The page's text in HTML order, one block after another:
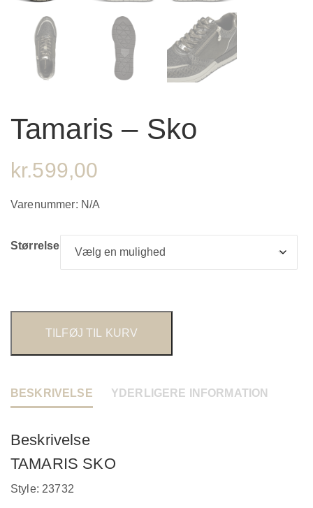
Tamaris – Sko
kr.599,00
Varenummer: N/A
Størrelse
TILFØJ TIL KURV
BESKRIVELSE YDERLIGERE INFORMATION
Beskrivelse
TAMARIS SKO
Style: 23732